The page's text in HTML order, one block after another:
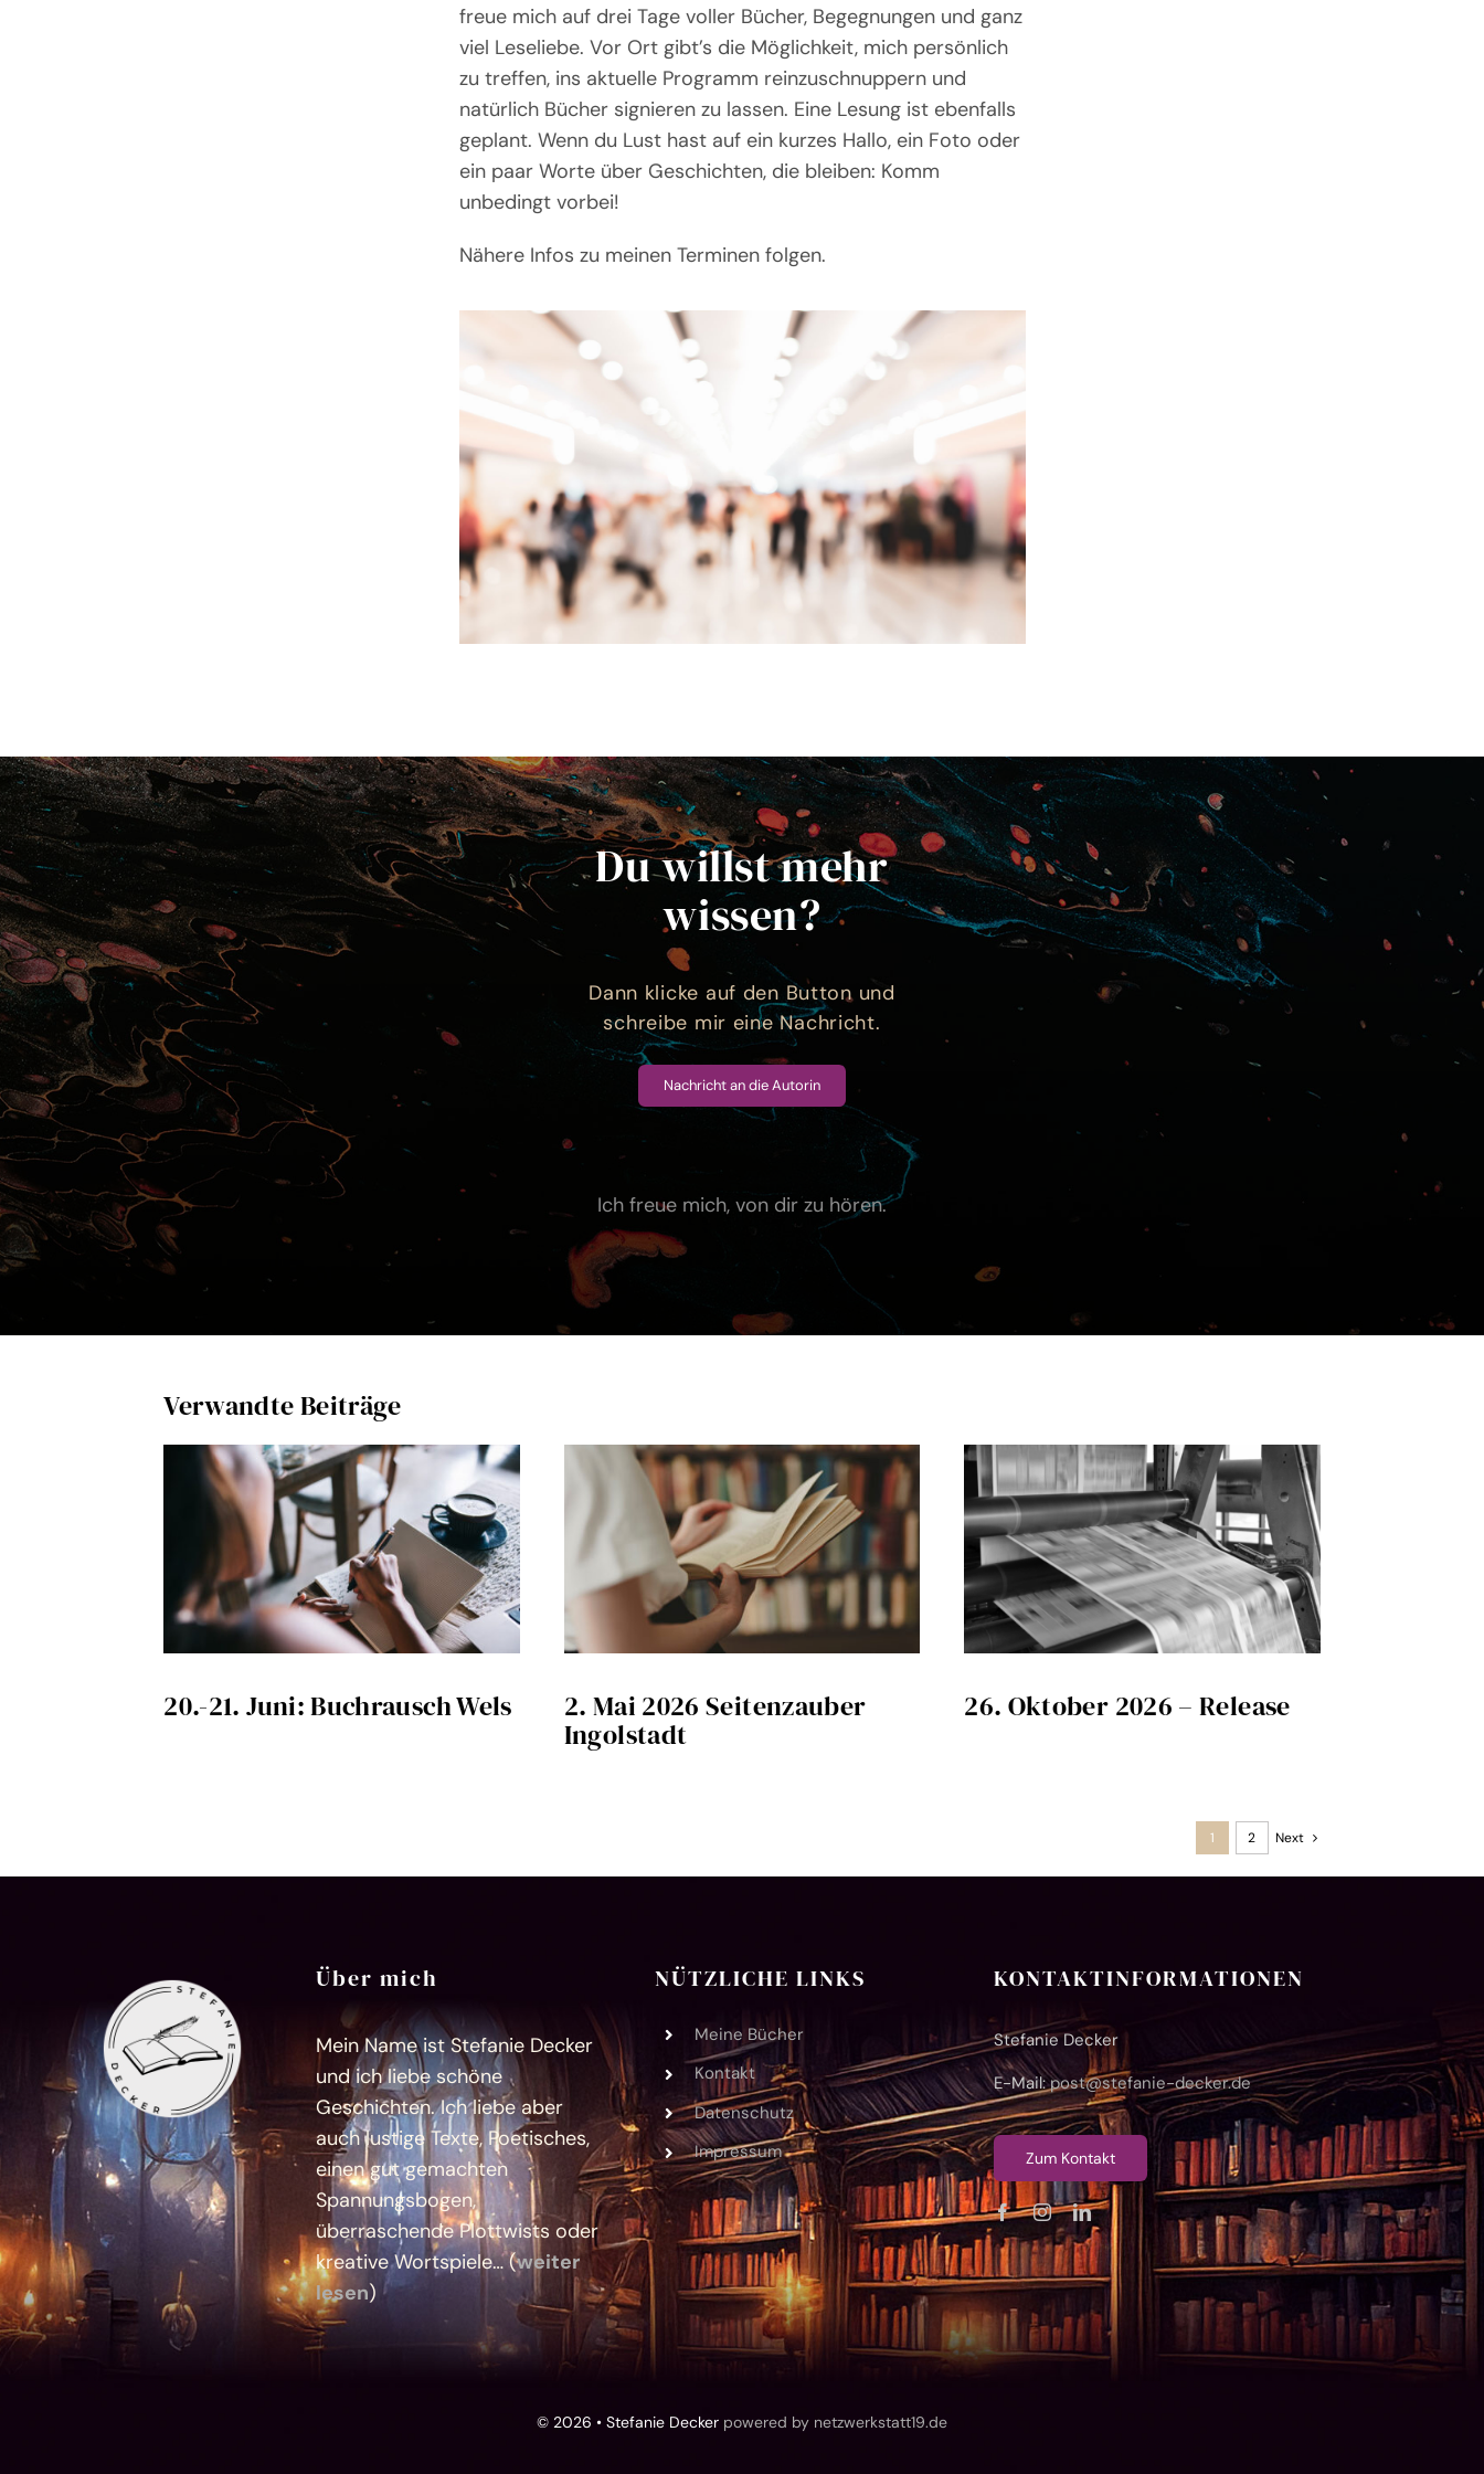
freue mich auf drei Tage voller Bücher, Begegnungen und ganz
viel Leseliebe. Vor Ort gibt’s die Möglichkeit, mich persönlich
zu treffen, ins aktuelle Programm reinzuschnuppern und
natürlich Bücher signieren zu lassen. Eine Lesung ist ebenfalls
geplant. Wenn du Lust hast auf ein kurzes Hallo, ein Foto oder
ein paar Worte über Geschichten, die bleiben: Komm
unbedingt vorbei!
Nähere Infos zu meinen Terminen folgen.
Du willst mehr
wissen?
Dann klicke auf den Button und
schreibe mir eine Nachricht.
Nachricht an die Autorin
Ich freue mich, von dir zu hören.
Verwandte Beiträge
20.-21. Juni: Buchrausch Wels 2. Mai 2026 Seitenzauber
Ingolstadt
26. Oktober 2026 – Release
1 2 Next
Über mich
Mein Name ist Stefanie Decker
und ich liebe schöne
Geschichten. Ich liebe aber
auch lustige Texte, Poetisches,
einen gut gemachten
Spannungsbogen,
überraschende Plottwists oder
kreative Wortspiele… (weiter
lesen)
NÜTZLICHE LINKS
Meine Bücher
Kontakt
Datenschutz
Impressum
KONTAKTINFORMATIONEN
Stefanie Decker
E-Mail:post@stefanie-decker.de
Zum Kontakt
© 2026 • Stefanie Decker powered by netzwerkstatt19.de